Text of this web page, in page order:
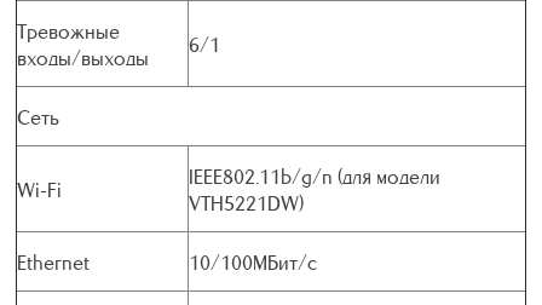
Тревожные
входы/выходы
6/1
Сеть
Wi-Fi
IEEE802.11b/g/n (для модели
VTH5221DW)
Ethernet 10/100МБит/c